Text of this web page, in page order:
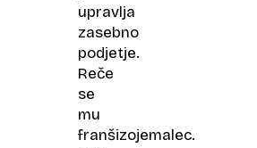
upravlja
zasebno
podjetje.
Reče
se
mu
franšizojemalec.